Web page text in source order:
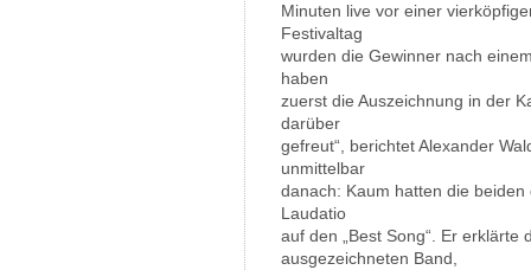
Minuten live vor einer
Festivaltag
wurden die Gewinner nach
haben
zuerst die Auszeichnung in der
darüber
gefreut“, berichtet Alexander
unmittelbar
danach: Kaum hatten die
Laudatio
auf den „Best Song“. Er
ausgezeichneten Band,